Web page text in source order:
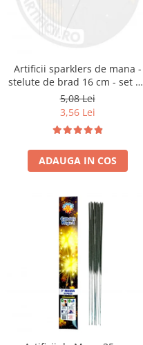
Artificii sparklers de mana -
stelute de brad 16 cm - set 10
buc
5,08 Lei
3,56 Lei
ADAUGA IN COS